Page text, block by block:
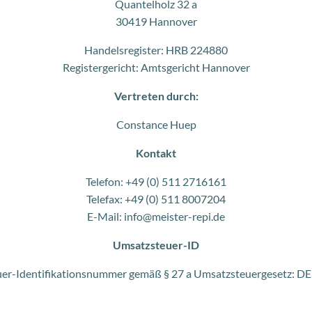
Quantelholz 32 a
30419 Hannover
Handelsregister: HRB 224880
Registergericht: Amtsgericht Hannover
Vertreten durch:
Constance Huep
Kontakt
Telefon: +49 (0) 511 2716161
Telefax: +49 (0) 511 8007204
E-Mail: info@meister-repi.de
Umsatzsteuer-ID
Identifikationsnummer gemäß § 27 a Umsatzsteuergesetz: